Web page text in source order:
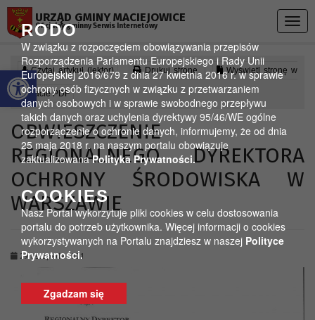
Otwórz pasek narzędzi
RODO
W związku z rozpoczęciem obowiązywania przepisów
Rozporządzenia Parlamentu Europejskiego i Rady Unii
Europejskiej 2016/679 z dnia 27 kwietnia 2016 r. w sprawie
ochrony osób fizycznych w związku z przetwarzaniem
danych osobowych i w sprawie swobodnego przepływu
takich danych oraz uchylenia dyrektywy 95/46/WE ogólne
rozporządzenie o ochronie danych, informujemy, że od dnia
25 maja 2018 r. na naszym portalu obowiązuje
zaktualizowanaPolityka Prywatności.
COOKIES
Nasz Portal wykorzytuje pliki cookies w celu dostosowania
portalu do potrzeb użytkownika. Więcej informacji o cookies
wykorzystywanych na Portalu znajdziesz w naszej Polityce
Prywatności.
Zgadzam się
URZĄD GMINY MACIEJOWICE
Oficjalny gminny Serwis Internetowy
Czytaj artykuł (lektor) Drukuj stronę Wyświetl stronę w
formacie PDF
OBWIESZCZENIE
REGIONALNEGO DYREKTORA
OCHRONY ŚRODOWISKA W
WARSZAWIE
29 listopada 2021